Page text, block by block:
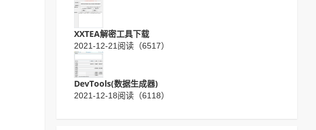
XXTEA解密工具下载
2021-12-21 阅读（6517）
DevTools(数据生成器)
2021-12-18阅读（6118）